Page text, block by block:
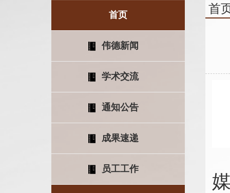
首页
伟德新闻
学术交流
通知公告
成果速递
员工工作
首